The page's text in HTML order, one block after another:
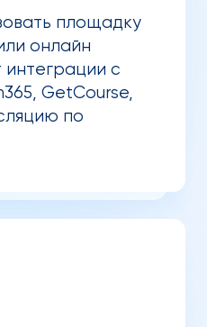
площадку
онлайн
интеграции с
GetCourse,
по